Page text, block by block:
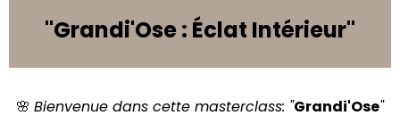
"Grandi'Ose : Éclat Intérieur"
🌸 Bienvenue dans cette masterclass: "Grandi'Ose"